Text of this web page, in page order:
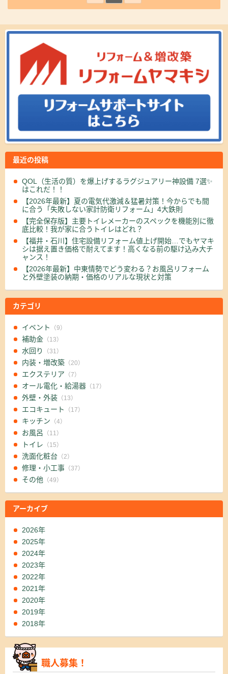
最近の投稿
QOL（生活の質）を爆上げするラグジュアリー神設備 7選✨
はこれだ！！
【2026年最新】夏の電気代激減＆猛暑対策！今からでも間
に合う「失敗しない家計防衛リフォーム」4大鉄則
【完全保存版】主要トイレメーカーのスペックを機能別に徹
底比較！我が家に合うトイレはどれ？
【福井・石川】住宅設備リフォーム値上げ開始…でもヤマキ
シは据え置き価格で耐えてます！高くなる前の駆け込み大チ
ャンス！
【2026年最新】中東情勢でどう変わる？お風呂リフォーム
と外壁塗装の納期・価格のリアルな現状と対策
カテゴリ
イベント （9）
補助金（13）
水回り （31）
内装・増改築（20）
エクステリア （7）
オール電化・給湯器（17）
外壁・外装（13）
エコキュート （17）
キッチン （4）
お風呂 （11）
トイレ （15）
洗面化粧台（2）
修理・小工事（37）
その他 （49）
アーカイブ
2026年
2025年
2024年
2023年
2022年
2021年
2020年
2019年
2018年
職人募集！